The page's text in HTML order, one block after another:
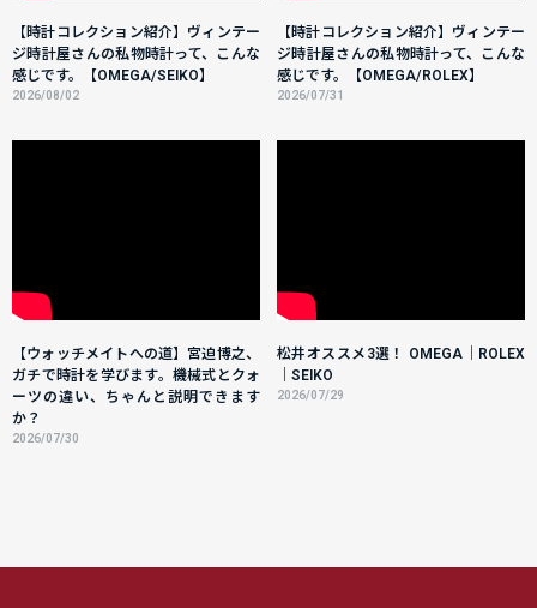
【時計コレクション紹介】ヴィンテー
ジ時計屋さんの私物時計って、こんな
感じです。【OMEGA/SEIKO】
2026/08/02
【時計コレクション紹介】ヴィンテー
ジ時計屋さんの私物時計って、こんな
感じです。【OMEGA/ROLEX】
2026/07/31
【ウォッチメイトへの道】宮迫博之、
ガチで時計を学びます。機械式とクォ
ーツの違い、ちゃんと説明できます
か？
2026/07/30
松井オススメ3選！ OMEGA｜ROLEX
｜SEIKO
2026/07/29